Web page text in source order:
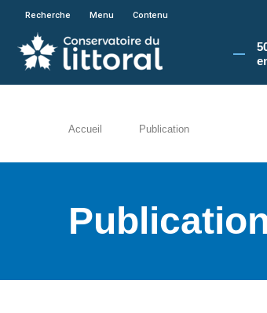
En poursuivant votre
Recherche Menu Contenu
Accueil Publication